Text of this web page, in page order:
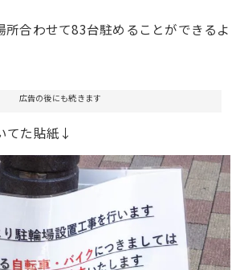
所合わせて83台駐めることができるよ
広告の後にも続きます
てた貼紙↓